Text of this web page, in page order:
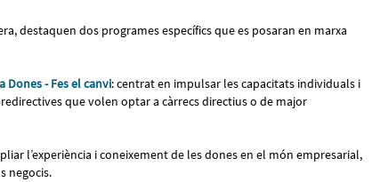
destaquen dos programes específics que es posaran en marxa
- Fes el canvi: centrat en impulsar les capacitats individuals i
que volen optar a càrrecs directius o de major
l’experiència i coneixement de les dones en el món empresarial,
negocis.